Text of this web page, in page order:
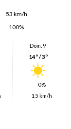
53 km/h
100%
Dom. 9
14º / 3º
0%
15 km/h